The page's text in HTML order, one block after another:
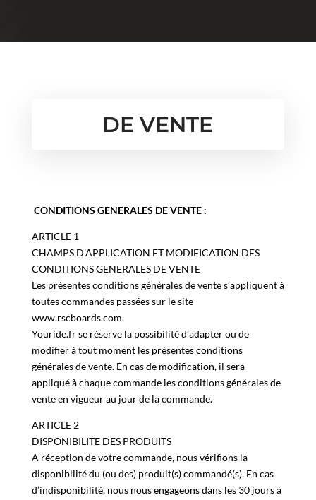
ARTICLE 1
CHAMPS D’APPLICATION ET MODIFICATION DES
CONDITIONS GENERALES DE VENTE
Les présentes conditions générales de vente s’appliquent à
toutes commandes passées sur le site
www.rscboards.com.
Youride.fr se réserve la possibilité d’adapter ou de
modifier à tout moment les présentes conditions
générales de vente. En cas de modification, il sera
appliqué à chaque commande les conditions générales de
ARTICLE 2
DISPONIBILITE DES PRODUITS
A réception de votre commande, nous vérifions la
disponibilité du (ou des) produit(s) commandé(s). En cas